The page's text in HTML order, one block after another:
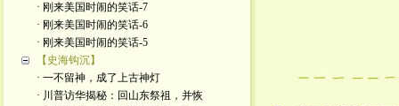
· 刚来美国时闹的笑话-7
· 刚来美国时闹的笑话-6
· 刚来美国时闹的笑话-5
【史海钩沉】
· 一不留神，成了上古神灯
· 川普访华揭秘：回山东祭祖，并恢